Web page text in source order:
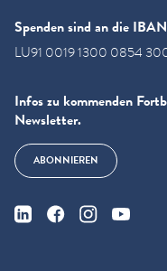
Spenden sind an die
LU91 0019 1300 0854
Infos zu kommenden
Newsletter.
ABONNIEREN